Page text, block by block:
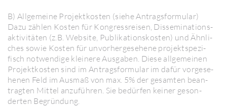
B) Allge­meine Projekt­kosten (siehe Antrags­for­mular)
Dazu zählen Kosten für Kongress­reisen, Disse­mi­na­ti­ons­
ak­ti­vi­täten (z.B. Website, Publi­ka­ti­ons­kosten) und Ähnli­
ches sowie Kosten für unvor­her­ge­se­hene projekt­spe­zi­
fisch notwen­dige klei­nere Ausgaben. Diese allge­meinen
Projekt­kosten sind im Antrags­for­mular im dafür vorge­se­
henen Feld im Ausmaß von max. 5% der gesamten bean­
tragten Mittel anzuführen. Sie bedürfen keiner geson­
derten Begründung.